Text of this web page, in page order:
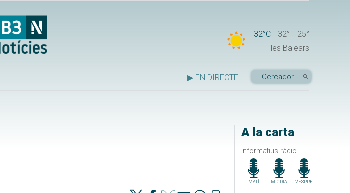
32°C 32°
25°
Illes Balears
▶ EN DIRECTE
A la carta
informatius ràdio
MATÍ MIGDIA VESPRE